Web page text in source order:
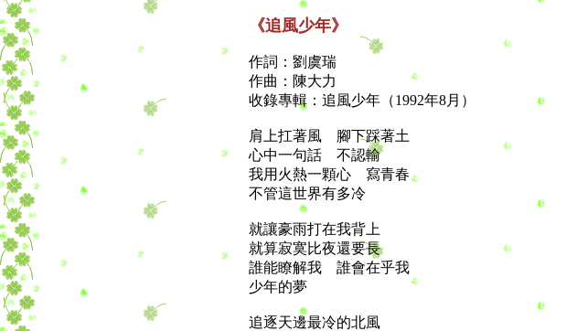
《追風少年》
作詞：劉虞瑞
作曲：陳大力
收錄專輯：追風少年（1992年8月）
肩上扛著風 腳下踩著土
心中一句話 不認輸
我用火熱一顆心 寫青春
不管這世界有多冷
就讓豪雨打在我背上
就算寂寞比夜還要長
誰能瞭解我 誰會在乎我
少年的夢
追逐天邊最冷的北風